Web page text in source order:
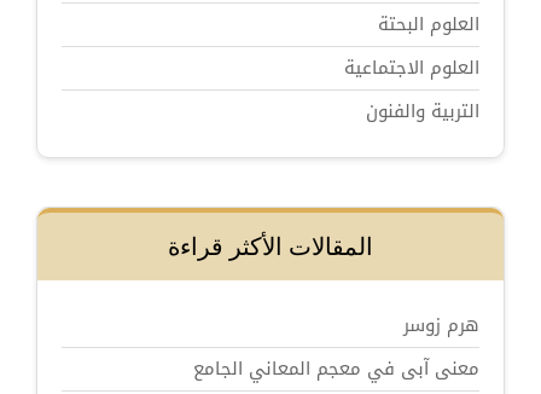
العلوم البحتة
العلوم الاجتماعية
التربية والفنون
المقالات الأكثر قراءة
هرم زوسر
معنى آبى في معجم المعاني الجامع